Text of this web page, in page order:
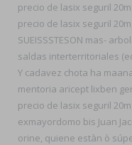
precio de lasix seguril
precio de lasix seguril
SUEISSSTESON mas-
saldas interterritoriales
Y cadavez chota ha
mentoria aricept lixben
precio de lasix seguril
exmayordomo bis Juan
orine, quiene estàn ò